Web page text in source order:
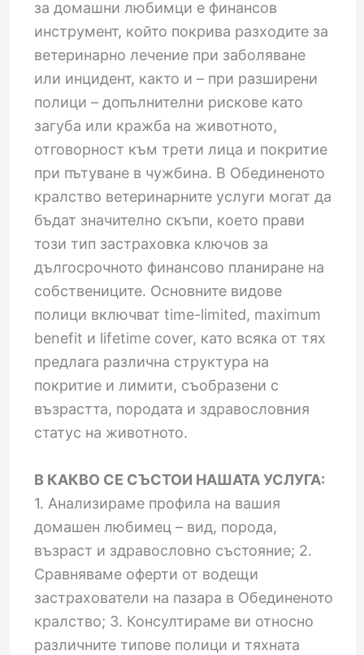
за домашни любимци е финансов
инструмент, който покрива разходите за
ветеринарно лечение при заболяване
или инцидент, както и – при разширени
полици – допълнителни рискове като
загуба или кражба на животното,
отговорност към трети лица и покритие
при пътуване в чужбина. В Обединеното
кралство ветеринарните услуги могат да
бъдат значително скъпи, което прави
този тип застраховка ключов за
дългосрочното финансово планиране на
собствениците. Основните видове
полици включват time-limited, maximum
benefit и lifetime cover, като всяка от тях
предлага различна структура на
покритие и лимити, съобразени с
възрастта, породата и здравословния
статус на животното.
В КАКВО СЕ СЪСТОИ НАШАТА УСЛУГА:
1. Анализираме профила на вашия
домашен любимец – вид, порода,
възраст и здравословно състояние; 2.
Сравняваме оферти от водещи
застрахователи на пазара в Обединеното
кралство; 3. Консултираме ви относно
различните типове полици и тяхната